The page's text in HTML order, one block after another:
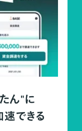
ん"に
できる